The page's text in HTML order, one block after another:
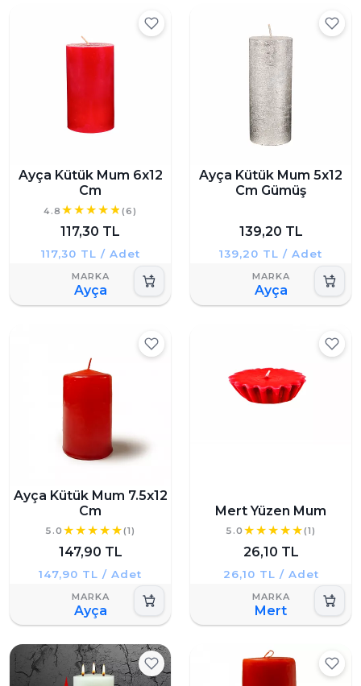
Ayça Kütük Mum 6x12
Cm
4.8 (6)
117,30 TL
117,30 TL / Adet
Ayça
Ayça Kütük Mum 5x12
Cm Gümüş
139,20 TL
139,20 TL / Adet
Ayça
Ayça Kütük Mum 7.5x12
Cm
5.0 (1)
147,90 TL
147,90 TL / Adet
Ayça
Mert Yüzen Mum
5.0 (1)
26,10 TL
26,10 TL / Adet
Mert